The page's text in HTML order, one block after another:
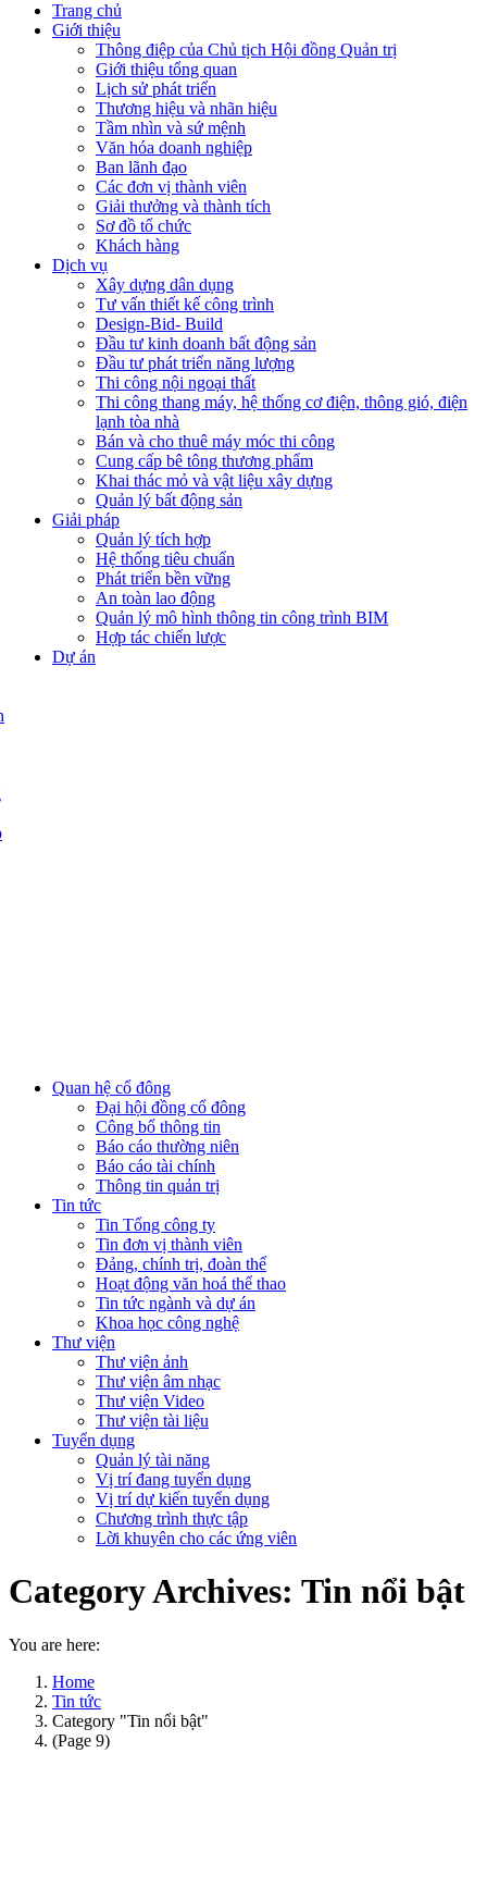
Trang chủ
Giới thiệu
Thông điệp của Chủ tịch Hội đồng Quản trị
Giới thiệu tổng quan
Lịch sử phát triển
Thương hiệu và nhãn hiệu
Tầm nhìn và sứ mệnh
Văn hóa doanh nghiệp
Ban lãnh đạo
Các đơn vị thành viên
Giải thưởng và thành tích
Sơ đồ tổ chức
Khách hàng
Dịch vụ
Xây dựng dân dụng
Tư vấn thiết kế công trình
Design-Bid- Build
Đầu tư kinh doanh bất động sản
Đầu tư phát triển năng lượng
Thi công nội ngoại thất
Thi công thang máy, hệ thống cơ điện, thông gió, điện
lạnh tòa nhà
Bán và cho thuê máy móc thi công
Cung cấp bê tông thương phẩm
Khai thác mỏ và vật liệu xây dựng
Quản lý bất động sản
Giải pháp
Quản lý tích hợp
Hệ thống tiêu chuẩn
Phát triển bền vững
An toàn lao động
Quản lý mô hình thông tin công trình BIM
Hợp tác chiến lược
Dự án
Quan hệ cổ đông
Đại hội đồng cổ đông
Công bố thông tin
Báo cáo thường niên
Báo cáo tài chính
Thông tin quản trị
Tin tức
Tin Tổng công ty
Tin đơn vị thành viên
Đảng, chính trị, đoàn thể
Hoạt động văn hoá thể thao
Tin tức ngành và dự án
Khoa học công nghệ
Thư viện
Thư viện ảnh
Thư viện âm nhạc
Thư viện Video
Thư viện tài liệu
Tuyển dụng
Quản lý tài năng
Vị trí đang tuyển dụng
Vị trí dự kiến tuyển dụng
Chương trình thực tập
Lời khuyên cho các ứng viên
Category Archives: Tin nổi bật
You are here:
Home
Tin tức
Category "Tin nổi bật"
(Page 9)